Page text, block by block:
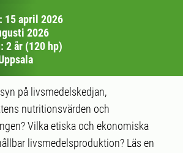
15 april 2026
2026
2 år (120 hp)
på livsmedelskedjan,
nutritionsvärden och
Vilka etiska och ekonomiska
livsmedelsproduktion? Läs en